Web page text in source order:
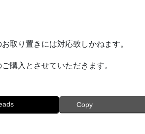
取り置きには対応致しかねます。
購入とさせていただきます。
Copy